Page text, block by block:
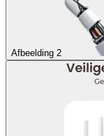
Afbeelding 2